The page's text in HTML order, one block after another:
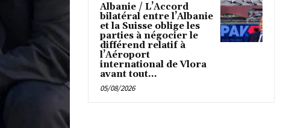
Albanie / L’Accord
bilatéral entre l’Albanie
et la Suisse oblige les
parties à négocier le
différend relatif à
l’Aéroport
international de Vlora
avant tout...
05/08/2026